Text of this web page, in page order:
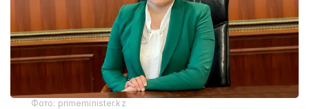
Фото: primeminister.kz